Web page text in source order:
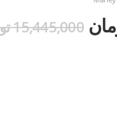
15,445,000 تومان